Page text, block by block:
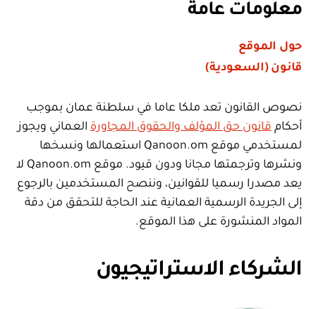
معلومات عامة
حول الموقع
قانون (السعودية)
نصوص القانون تعد ملكا عاما في سلطنة عمان بموجب
أحكام قانون حق المؤلف والحقوق المجاورة العماني ويجوز
لمستخدمي موقع Qanoon.om استعمالها ونسخها
ونشرها وترجمتها مجانا ودون قيود. موقع Qanoon.om لا
يعد مصدرا رسميا للقوانين، وننصح المستخدمين بالرجوع
إلى الجريدة الرسمية العمانية عند الحاجة للتحقق من دقة
المواد المنشورة على هذا الموقع.
الشركاء الاستراتيجيون